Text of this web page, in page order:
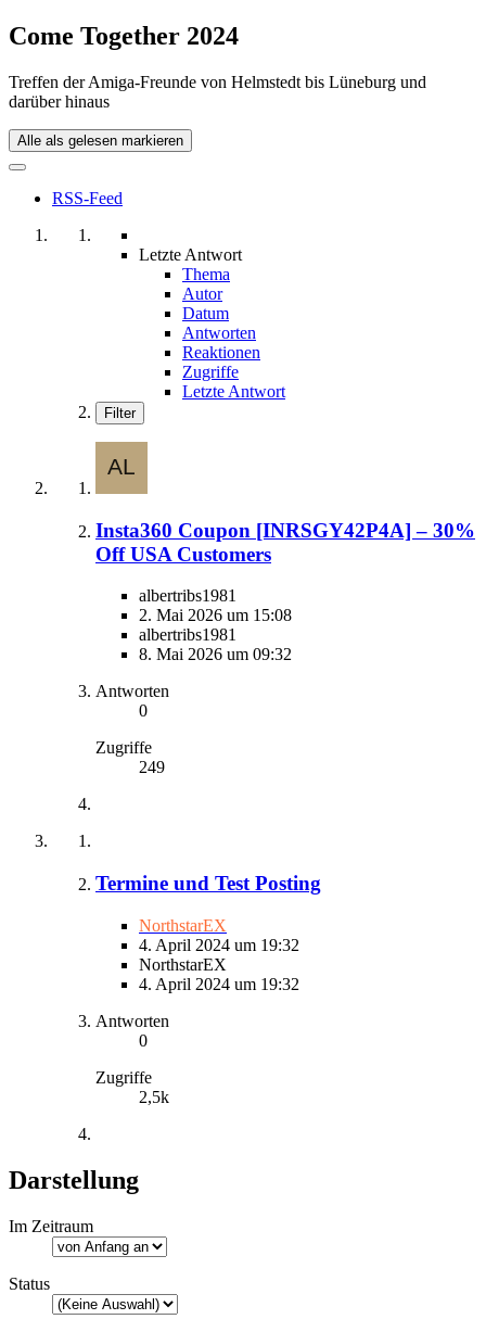
Come Together 2024
Treffen der Amiga-Freunde von Helmstedt bis Lüneburg und
darüber hinaus
Alle als gelesen markieren
RSS-Feed
Letzte Antwort
Thema
Autor
Datum
Antworten
Reaktionen
Zugriffe
Letzte Antwort
Filter
Insta360 Coupon [INRSGY42P4A] – 30%
Off USA Customers
albertribs1981
2. Mai 2026 um 15:08
albertribs1981
8. Mai 2026 um 09:32
Antworten
0
Zugriffe
249
Termine und Test Posting
NorthstarEX
4. April 2024 um 19:32
NorthstarEX
4. April 2024 um 19:32
Antworten
0
Zugriffe
2,5k
Darstellung
Im Zeitraum
Status